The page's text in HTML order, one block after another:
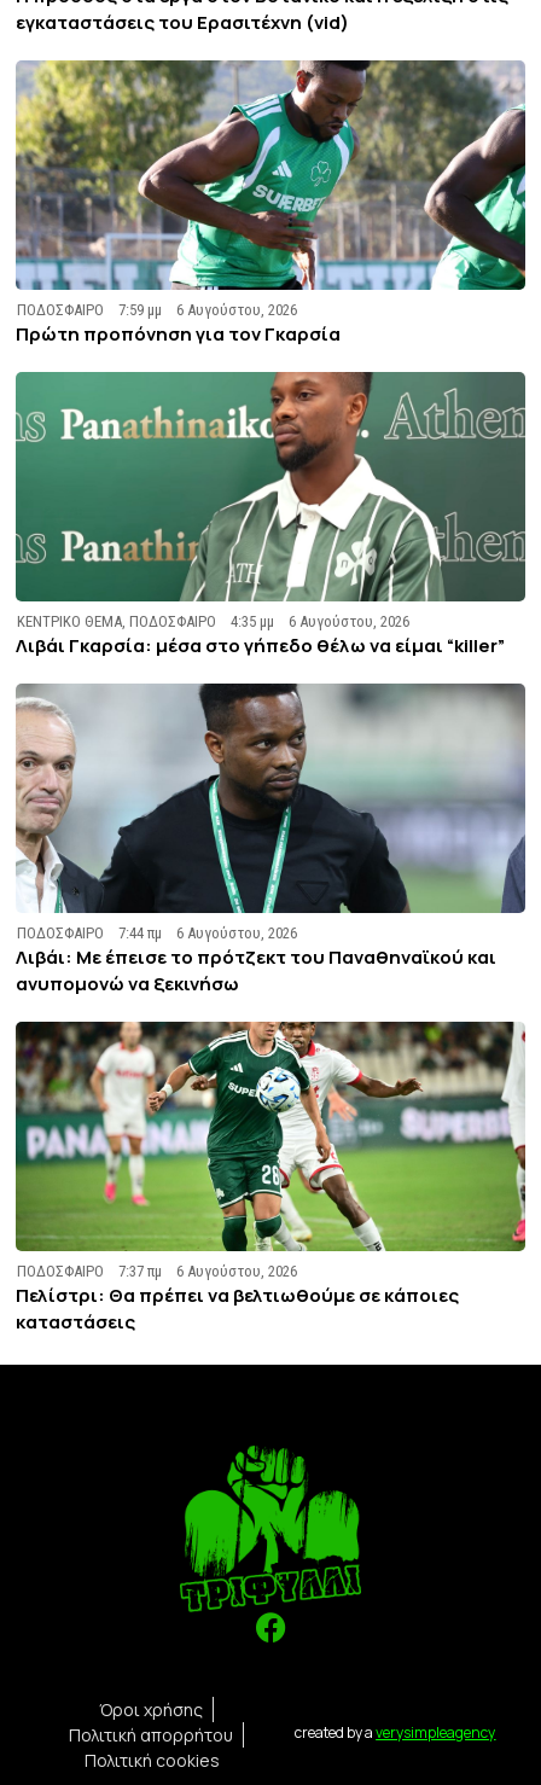
εγκαταστάσεις του Ερασιτέχνη (vid)
ΠΟΔΟΣΦΑΙΡΟ 7:59 μμ 6 Αυγούστου, 2026
Πρώτη προπόνηση για τον Γκαρσία
ΚΕΝΤΡΙΚΟ ΘΕΜΑ ,ΠΟΔΟΣΦΑΙΡΟ 4:35 μμ 6 Αυγούστου, 2026
Λιβάι Γκαρσία: μέσα στο γήπεδο θέλω να είμαι “killer”
ΠΟΔΟΣΦΑΙΡΟ 7:44 πμ 6 Αυγούστου, 2026
Λιβάι: Με έπεισε το πρότζεκτ του Παναθηναϊκού και
ανυπομονώ να ξεκινήσω
ΠΟΔΟΣΦΑΙΡΟ 7:37 πμ 6 Αυγούστου, 2026
Πελίστρι: Θα πρέπει να βελτιωθούμε σε κάποιες
καταστάσεις
created by averysimpleagency
Όροι χρήσης
Πολιτική απορρήτου
Πολιτική cookies